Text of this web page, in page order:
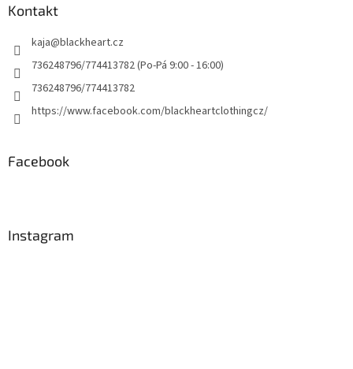
Kontakt
kaja@blackheart.cz
736248796/774413782 (Po-Pá 9:00 - 16:00)
736248796/774413782
https://www.facebook.com/blackheartclothingcz/
Facebook
Instagram